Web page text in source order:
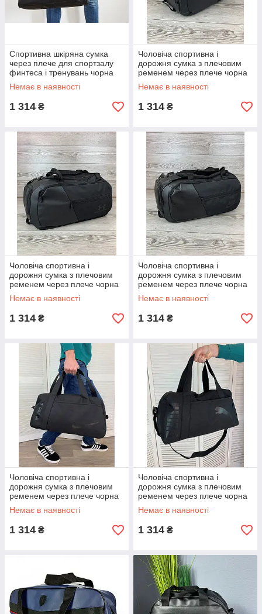
Спортивна шкіряна сумка
через плече для спортзалу
финтеса і тренувань чорна
Немає в наявності
1 314 ₴
Чоловіча спортивна і
дорожня сумка з плечовим
ременем через плече чорна
Немає в наявності
1 314 ₴
Чоловіча спортивна і
дорожня сумка з плечовим
ременем через плече чорна
Немає в наявності
1 314 ₴
Чоловіча спортивна і
дорожня сумка з плечовим
ременем через плече чорна
Немає в наявності
1 314 ₴
Чоловіча спортивна і
дорожня сумка з плечовим
ременем через плече чорна
Немає в наявності
1 314 ₴
Чоловіча спортивна і
дорожня сумка з плечовим
ременем через плече чорна
Немає в наявності
1 314 ₴